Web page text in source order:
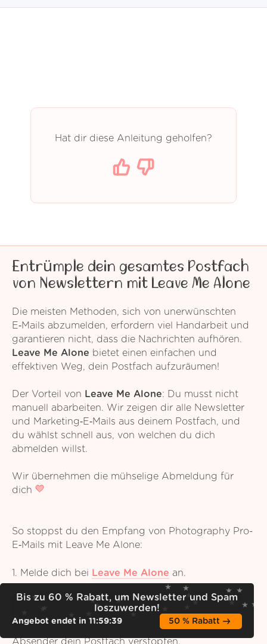
Bis zu 60 % Rabatt, um Newsletter und Spam
loszuwerden!
Angebot endet in 11:59:38 50 % Rabatt
Hat dir diese Anleitung geholfen?
Entrümple dein gesamtes Postfach
von Newslettern mit Leave Me Alone
Die meisten Methoden, sich von unerwünschten
E‑Mails abzumelden, erfordern viel Handarbeit und
garantieren nicht, dass die Nachrichten aufhören.
Leave Me Alone bietet einen einfachen und
effektiven Weg, dein Postfach aufzuräumen!
Der Vorteil von Leave Me Alone: Du musst nicht
manuell abarbeiten. Wir zeigen dir alle Newsletter
und Marketing‑E‑Mails aus deinem Postfach, und
du wählst schnell aus, von welchen du dich
abmelden willst.
Wir übernehmen die mühselige Abmeldung für
dich
So stoppst du den Empfang von Photography Pro-
E‑Mails mit Leave Me Alone:
1. Melde dich bei Leave Me Alone an.
2. Verbinde dein E‑Mail‑Konto (du kannst mehrere
Adressen verknüpfen).
3. Schau dir die Abo‑Liste an, um zu sehen, welche
Absender dein Postfach verstopfen.